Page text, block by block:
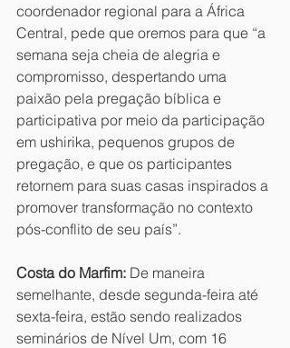
coordenador regional para a África
Central, pede que oremos para que “a
semana seja cheia de alegria e
compromisso, despertando uma
paixão pela pregação bíblica e
participativa por meio da participação
em ushirika, pequenos grupos de
pregação, e que os participantes
retornem para suas casas inspirados a
promover transformação no contexto
pós-conflito de seu país”.
Costa do Marfim: De maneira
semelhante, desde segunda-feira até
sexta-feira, estão sendo realizados
seminários de Nível Um, com 16